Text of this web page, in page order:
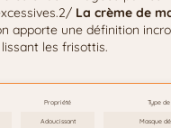
La crème de
apporte une définition
les frisottis.
Propriété Type
Adoucissant Masque